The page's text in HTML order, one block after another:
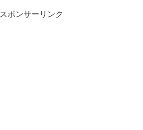
スポンサーリンク